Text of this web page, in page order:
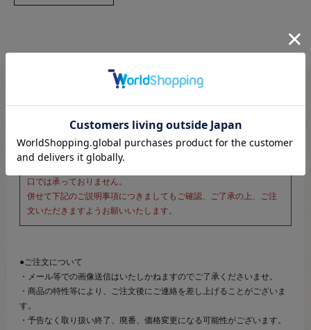
こちらのページは、店頭にてあらかじめ商品詳細および商品コード
をご確認いただいた上でご注文いただけるページです。
そのため、商品画像および詳細は記載しておりません。
口では承っておりません。
併せて下記のご説明事項につきましてもご確認、ご了承の上、ご注
文いただきますようお願いいたします。
●ご注文について
・メール等での画像送信はいたしかねますのでご了承くださいませ。
・商品の特性等により、ご注文後にご連絡を差し上げることがございま
す。
・予告なく取り扱い終了、廃番、価格変更になる可能性がございます。